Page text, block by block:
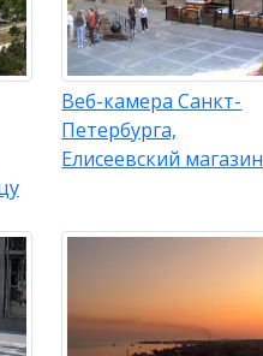
Веб-камера Санкт-
Петербурга,
Елисеевский магазин